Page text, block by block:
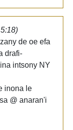
de oe efa
drafi-
intsony NY
inona le
@ anaran'i